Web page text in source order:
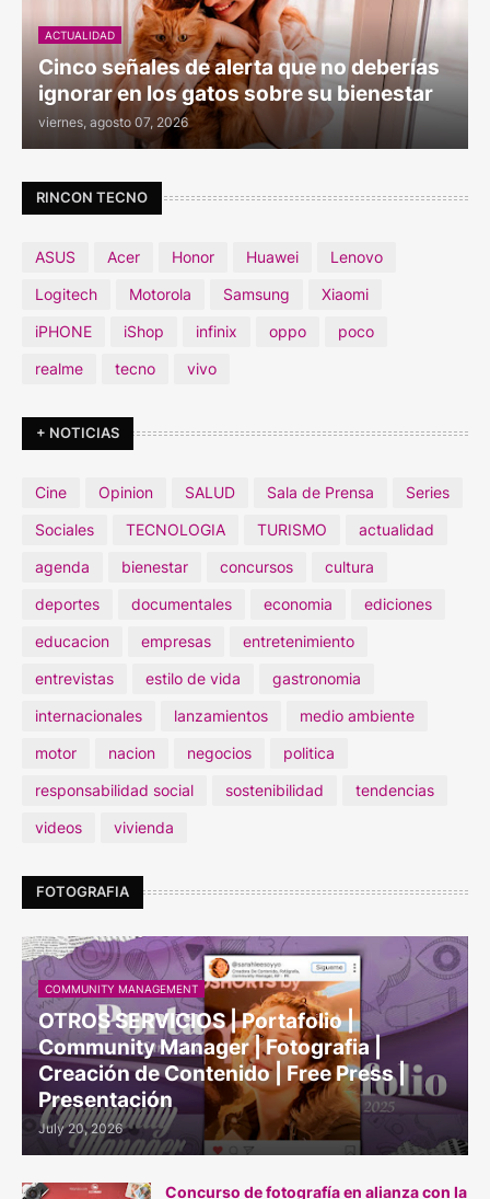
ACTUALIDAD
Cinco señales de alerta que no deberías
ignorar en los gatos sobre su bienestar
viernes, agosto 07, 2026
RINCON TECNO
ASUS Acer Honor Huawei
Lenovo
Logitech
Motorola Samsung
Xiaomi
iPHONE
iShop infinix oppo
poco
realme
tecno vivo
+ NOTICIAS
Cine Opinion SALUD Sala de Prensa
Series
Sociales
TECNOLOGIA TURISMO
actualidad
agenda
bienestar concursos
cultura
deportes
documentales economia
ediciones
educacion
empresas
entretenimiento
entrevistas
estilo de vida
gastronomia
internacionales
lanzamientos
medio ambiente
motor
nacion negocios
politica
responsabilidad social
sostenibilidad
tendencias
videos
vivienda
FOTOGRAFIA
COMMUNITY MANAGEMENT
OTROS SERVICIOS | Portafolio |
Community Manager | Fotografia |
Creación de Contenido | Free Press |
Presentación
July 20, 2026
Concurso de fotografía en alianza con la